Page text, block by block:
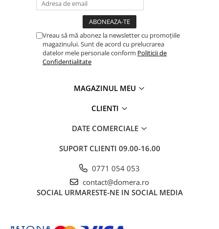
Vreau să mă abonez la newsletter cu promoțiile
magazinului. Sunt de acord cu prelucrarea
datelor mele personale conform Politicii de
Confidentialitate
MAGAZINUL MEU
CLIENTI
DATE COMERCIALE
SUPORT CLIENTI 09.00-16.00
0771 054 053
contact@domera.ro
SOCIAL URMARESTE-NE IN SOCIAL MEDIA